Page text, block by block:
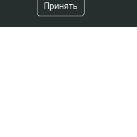
остановки на
Принять